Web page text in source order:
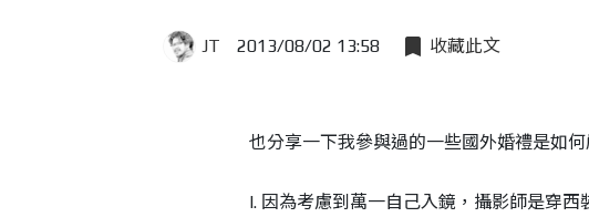
JT 2013/08/02 13:58 收藏此文
也分享一下我參與過的一些國外婚禮是如
I. 因為考慮到萬一自己入鏡，攝影師是穿西